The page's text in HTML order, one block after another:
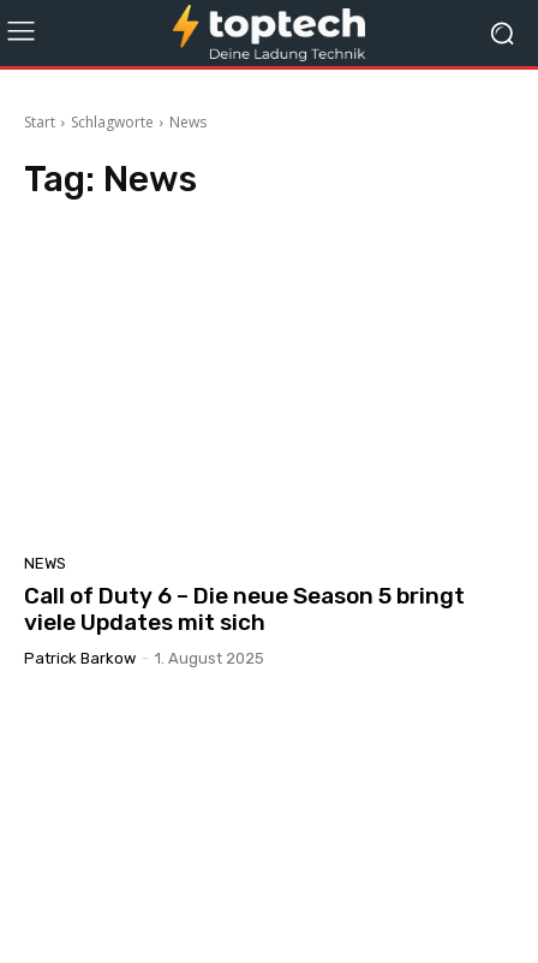
Start Schlagworte News
Tag: News
NEWS
Call of Duty 6 – Die neue Season 5 bringt
viele Updates mit sich
Patrick Barkow - 1. August 2025